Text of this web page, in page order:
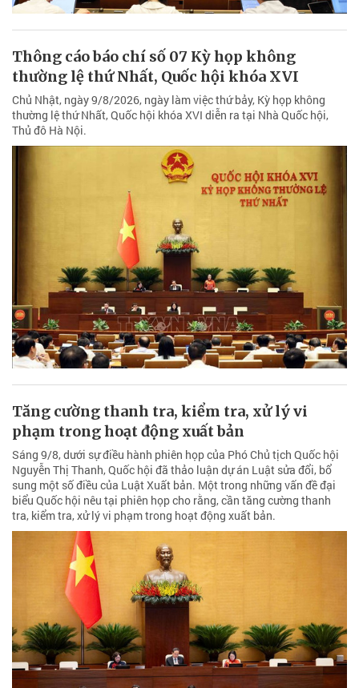
Thông cáo báo chí số 07 Kỳ họp không
thường lệ thứ Nhất, Quốc hội khóa XVI
Chủ Nhật, ngày 9/8/2026, ngày làm việc thứ bảy, Kỳ họp không
thường lệ thứ Nhất, Quốc hội khóa XVI diễn ra tại Nhà Quốc hội,
Thủ đô Hà Nội.
Tăng cường thanh tra, kiểm tra, xử lý vi
phạm trong hoạt động xuất bản
Sáng 9/8, dưới sự điều hành phiên họp của Phó Chủ tịch Quốc hội
Nguyễn Thị Thanh, Quốc hội đã thảo luận dự án Luật sửa đổi, bổ
sung một số điều của Luật Xuất bản. Một trong những vấn đề đại
biểu Quốc hội nêu tại phiên họp cho rằng, cần tăng cường thanh
tra, kiểm tra, xử lý vi phạm trong hoạt động xuất bản.